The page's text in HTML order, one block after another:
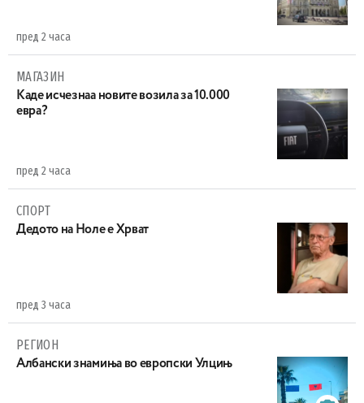
пред 2 часа
МАГАЗИН
Каде исчезнаа новите возила за 10.000
евра?
пред 2 часа
СПОРТ
Дедото на Ноле е Хрват
пред 3 часа
РЕГИОН
Aлбански знамиња во европски Улцињ